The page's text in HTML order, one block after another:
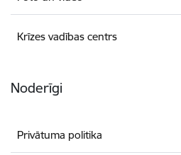
Krīzes vadības centrs
Noderīgi
Privātuma politika